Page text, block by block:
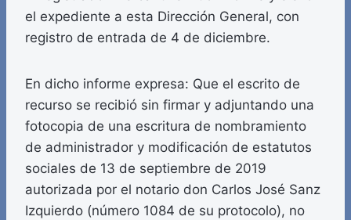
el expediente a esta Dirección General, con
registro de entrada de 4 de diciembre.
En dicho informe expresa: Que el escrito de
recurso se recibió sin firmar y adjuntando una
fotocopia de una escritura de nombramiento
de administrador y modificación de estatutos
sociales de 13 de septiembre de 2019
autorizada por el notario don Carlos José Sanz
Izquierdo (número 1084 de su protocolo), no